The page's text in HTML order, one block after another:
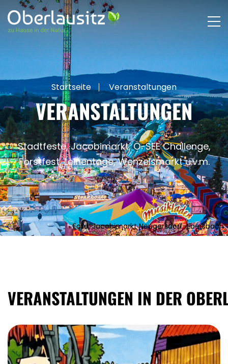
Startseite Veranstaltungen
VERANSTALTUNGEN
Stadtfeste, Jacobimarkt, O-SEE Challenge,
Forstfest, Leinentage, Wenzelsmarkt u.v.m.
Foto: Jacobimarkt Neugersdorf-Ebersbach
VERANSTALTUNGEN IN DER